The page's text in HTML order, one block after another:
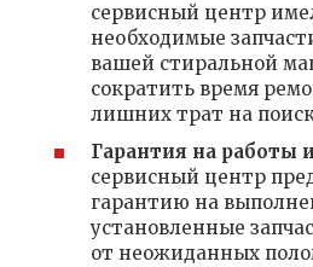
сервисный центр
необходимые
вашей стиральной
сократить время
лишних трат на
Гарантия на работы
сервисный центр
гарантию на
установленные
от неожиданных